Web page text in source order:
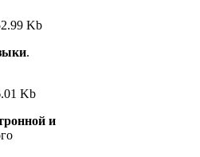
Kb
.
Kb
и